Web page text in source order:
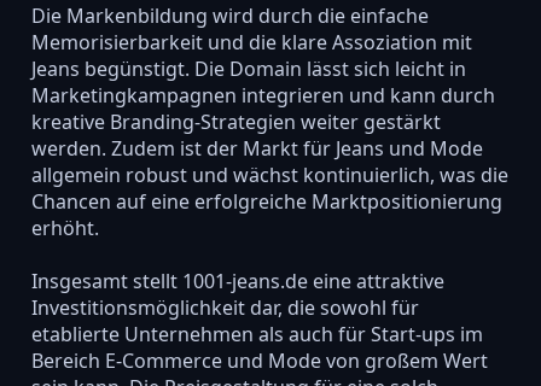
Die Markenbildung wird durch die einfache
Memorisierbarkeit und die klare Assoziation mit
Jeans begünstigt. Die Domain lässt sich leicht in
Marketingkampagnen integrieren und kann durch
kreative Branding-Strategien weiter gestärkt
werden. Zudem ist der Markt für Jeans und Mode
allgemein robust und wächst kontinuierlich, was die
Chancen auf eine erfolgreiche Marktpositionierung
erhöht.
Insgesamt stellt 1001-jeans.de eine attraktive
Investitionsmöglichkeit dar, die sowohl für
etablierte Unternehmen als auch für Start-ups im
Bereich E-Commerce und Mode von großem Wert